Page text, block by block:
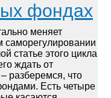
фондах
меняет
саморегулировании
статье этого цикла
ждать от
разберемся, что
Есть четыре